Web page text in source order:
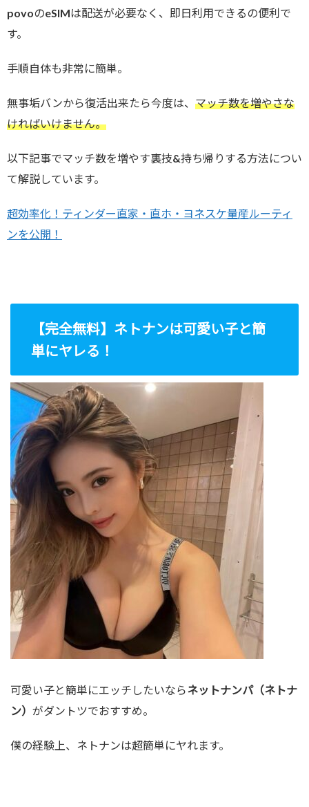
povoのeSIMは配送が必要なく、即日利用できるの便利で
す。
手順自体も非常に簡単。
無事垢バンから復活出来たら今度は、 マッチ数を増やさな
ければいけません。
以下記事でマッチ数を増やす裏技&持ち帰りする方法につい
て解説しています。
超効率化！ティンダー直家・直ホ・ヨネスケ量産ルーティ
ンを公開！
【完全無料】ネトナンは可愛い子と簡
単にヤレる！
可愛い子と簡単にエッチしたいならネットナンパ（ネトナ
ン） がダントツでおすすめ。
僕の経験上、ネトナンは超簡単にヤれます。